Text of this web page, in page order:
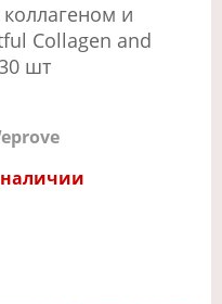
и
Collagen and
шт
наличии